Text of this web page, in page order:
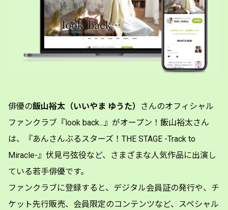
俳優の飯山裕太（いいやま ゆうた）
さんのオフィシャル
ファンクラブ『look back...』がオープン！飯山裕太さん
は、『あんさんぶるスターズ！THE STAGE -Track to
Miracle-』伏見弓弦役など、さまざまな人気作品に出演し
ている若手俳優です。
ファンクラブに登録すると、デジタル会員証の発行や、チ
ケット先行販売、会員限定のコンテンツなど、スペシャル